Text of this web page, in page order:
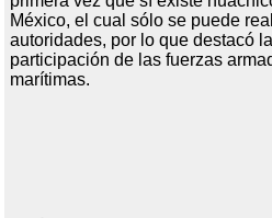
México, el cual sólo se puede
autoridades, por lo que destacó
participación de las fuerzas
marítimas.